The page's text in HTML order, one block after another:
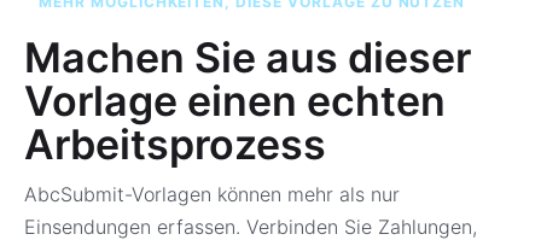
Machen Sie aus dieser
Vorlage einen echten
Arbeitsprozess
AbcSubmit-Vorlagen können mehr als nur
Einsendungen erfassen. Verbinden Sie Zahlungen,